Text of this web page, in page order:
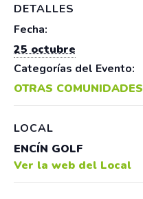
DETALLES
Fecha:
25 octubre
Categorías del Evento:
OTRAS COMUNIDADES
LOCAL
ENCÍN GOLF
Ver la web del Local